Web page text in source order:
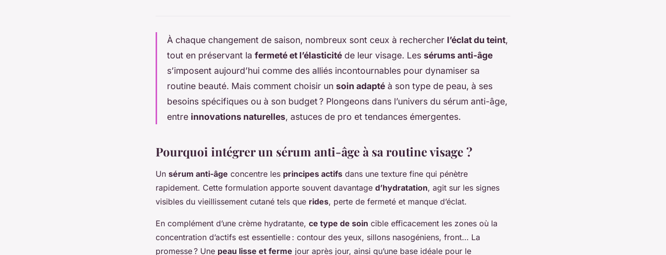
À chaque changement de saison, nombreux sont ceux à rechercher l’éclat du teint,
tout en préservant la fermeté et l’élasticité de leur visage. Les sérums anti-âge
s’imposent aujourd’hui comme des alliés incontournables pour dynamiser sa
routine beauté. Mais comment choisir un soin adapté à son type de peau, à ses
besoins spécifiques ou à son budget ? Plongeons dans l’univers du sérum anti-âge,
entre innovations naturelles, astuces de pro et tendances émergentes.
Pourquoi intégrer un sérum anti-âge à sa routine visage ?
Un sérum anti-âge concentre les principes actifs dans une texture fine qui pénètre
rapidement. Cette formulation apporte souvent davantage d’hydratation, agit sur les signes
visibles du vieillissement cutané tels que rides, perte de fermeté et manque d’éclat.
En complément d’une crème hydratante, ce type de soin cible efficacement les zones où la
concentration d’actifs est essentielle : contour des yeux, sillons nasogéniens, front… La
promesse ? Une peau lisse et ferme jour après jour, ainsi qu’une base idéale pour le